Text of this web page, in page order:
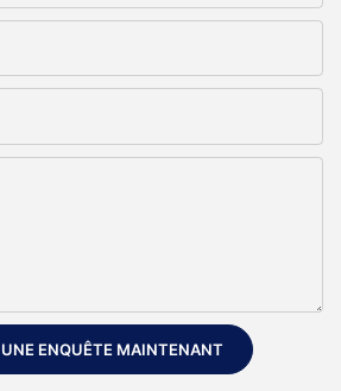
UNE ENQUÊTE MAINTENANT